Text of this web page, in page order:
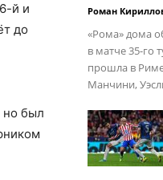
й и
до
но был
Роман
«Рома» дома
в матче 35-го
прошла в
Манчини,